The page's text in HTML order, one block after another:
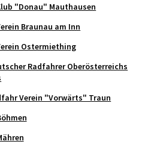
"Donau" Mauthausen
Braunau am Inn
Ostermiething
Radfahrer Oberösterreichs
Verein "Vorwärts" Traun